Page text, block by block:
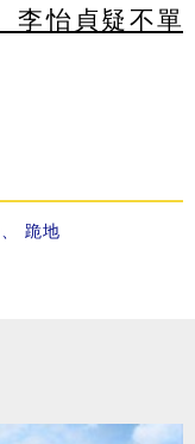
李怡貞疑不單
跪地